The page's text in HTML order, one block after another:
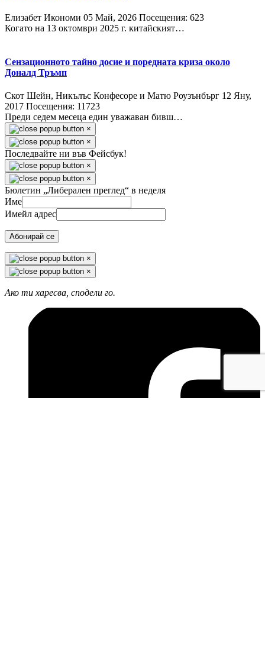
Елизабет Икономи 05 Май, 2026 Посещения: 623
Когато на 13 октомври 2025 г. китайският…
Сензационното тайно досие и поредната криза около
Доналд Тръмп
Скот Шейн, Никълъс Конфесоре и Матю Роузънбърг 12 Яну,
2017 Посещения: 11723
Преди седем месеца един уважаван бивш…
×
×
Последвайте ни във Фейсбук!
×
×
Бюлетин „Либерален преглед“ в неделя
Име
Имейл адрес
Абонирай се
×
×
Ако ти харесва, сподели го.